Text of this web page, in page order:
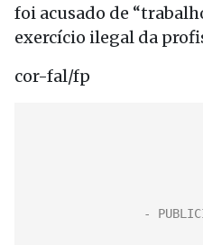
foi acusado de
exercício ilegal da
cor-fal/fp